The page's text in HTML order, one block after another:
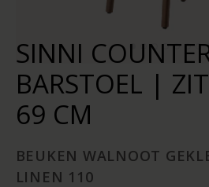
SINNI
BARSTOEL |
69 CM
BEUKEN WALNOOT
LINEN 110